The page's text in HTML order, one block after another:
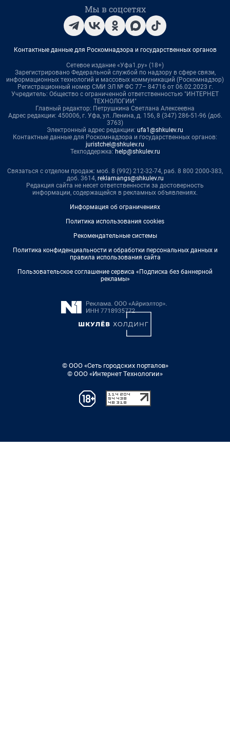
Мы в соцсетях
Контактные данные для Роскомнадзора и государственных органов
Сетевое издание «Уфа1.ру» (18+)
Зарегистрировано Федеральной службой по надзору в сфере связи,
информационных технологий и массовых коммуникаций (Роскомнадзор)
Регистрационный номер СМИ ЭЛ № ФС 77– 84716 от 06.02.2023 г.
Учредитель: Общество с ограниченной ответственностью "ИНТЕРНЕТ
ТЕХНОЛОГИИ"
Главный редактор: Петрушкина Светлана Алексеевна
Адрес редакции: 450006, г. Уфа, ул. Ленина, д. 156, 8 (347) 286-51-96 (доб.
3763)
Электронный адрес редакции: ufa1@shkulev.ru
Контактные данные для Роскомнадзора и государственных органов:
juristchel@shkulev.ru
Техподдержка: help@shkulev.ru
Связаться с отделом продаж: моб. 8 (992) 212-32-74, раб. 8 800 2000-383,
доб. 3614, reklamangs@shkulev.ru
Редакция сайта не несет ответственности за достоверность
информации, содержащейся в рекламных объявлениях.
Информация об ограничениях
Политика использования cookies
Рекомендательные системы
Политика конфиденциальности и обработки персональных данных и
правила использования сайта
Пользовательское соглашение сервиса «Подписка без баннерной
рекламы»
© ООО «Сеть городских порталов»
© ООО «Интернет Технологии»